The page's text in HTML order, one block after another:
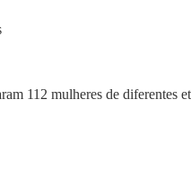
112 mulheres de diferentes